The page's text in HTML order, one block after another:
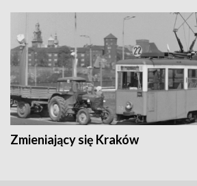
Zmieniający się Kraków